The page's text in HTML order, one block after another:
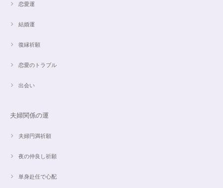
思ったより小粒でしたがとても綺麗なアパタイトでした ありがとうござい
ました⭐︎ アパタイトは大丈夫だったのですが、箱が潰れておまけで付いてい
取れていたので、相当揺らされたか投げられたりしたのかも…
恋愛運
結婚運
復縁祈願
恋愛のトラブル
出会い
夫婦関係の運
夫婦円満祈願
夜の仲良し祈願
単身赴任で心配